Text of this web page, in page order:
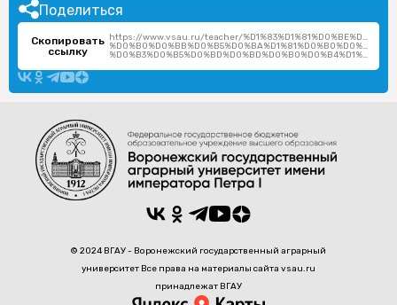
Поделиться
Скопировать
ссылку
https://www.vsau.ru/teacher/
%D0%B3%D0%B5%D0%BD%D0%BD%D0%B0%D0%B4%D1%8C%D0%B5%D0%B2%D0%BD%D0%B0/
© 2024 ВГАУ - Воронежский государственный аграрный
университет Все права на материалы сайта vsau.ru
принадлежат ВГАУ